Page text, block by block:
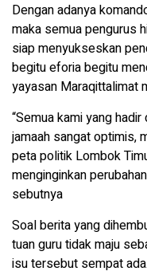
Dengan adanya
maka semua pengurus
siap menyukseskan
begitu eforia begitu
yayasan Maraqittalimat
“Semua kami yang
jamaah sangat optimis,
peta politik Lombok
menginginkan
sebutnya
Soal berita yang
tuan guru tidak maju
isu tersebut sempat ada.